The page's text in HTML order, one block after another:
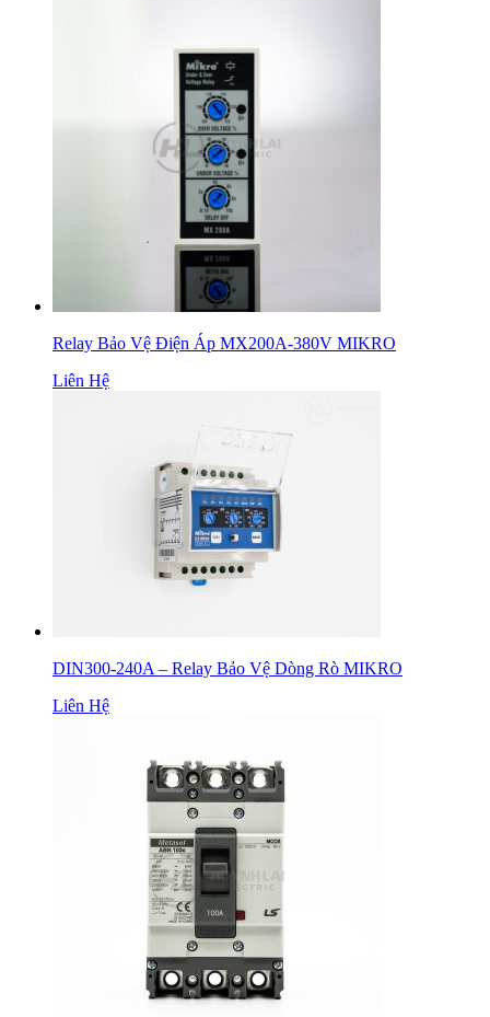
Relay Bảo Vệ Điện Áp MX200A-380V MIKRO
Liên Hệ
DIN300-240A – Relay Bảo Vệ Dòng Rò MIKRO
Liên Hệ